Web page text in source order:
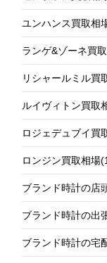
ユンハンス買取相
ランゲ&ゾーネ買
リシャールミル買
ルイヴィトン買取
ロジェデュブイ買
ロンジン買取相場
ブランド時計の店
ブランド時計の出
ブランド時計の宅